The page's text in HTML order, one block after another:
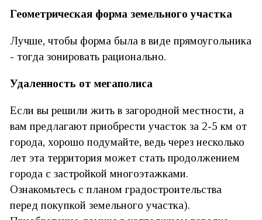
Геометрическая форма земельного участка
Лучше, чтобы форма была в виде прямоугольника
- тогда зонировать рационально.
Удаленность от мегаполиса
Если вы решили жить в загородной местности, а
вам предлагают приобрести участок за 2-5 км от
города, хорошо подумайте, ведь через несколько
лет эта территория может стать продолжением
города с застройкой многоэтажками.
Ознакомьтесь с планом градостроительства
перед покупкой земельного участка).